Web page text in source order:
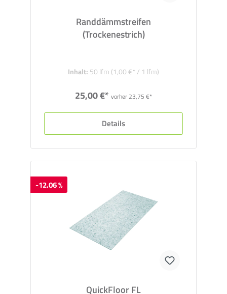
Randdämmstreifen
(Trockenestrich)
Inhalt: 50 lfm (1,00 €* / 1 lfm)
25,00 €* vorher 23,75 €*
Details
-12.06 %
QuickFloor FL